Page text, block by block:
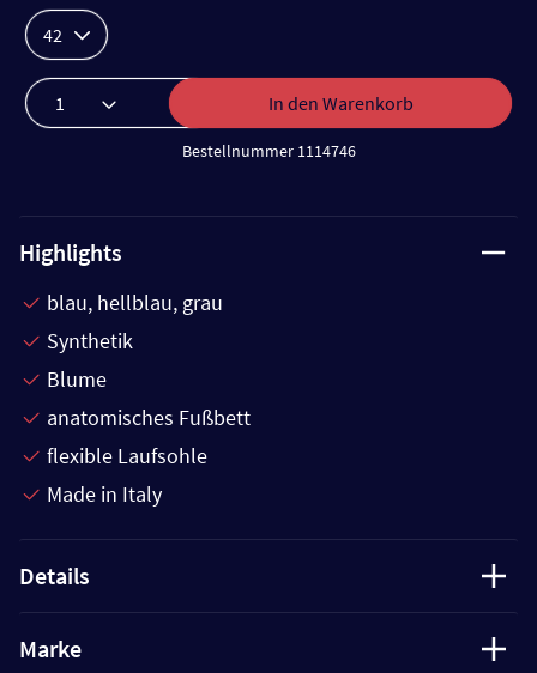
42
In den Warenkorb
Bestellnummer 1114746
Highlights
blau, hellblau, grau
Synthetik
Blume
anatomisches Fußbett
flexible Laufsohle
Made in Italy
Details
Marke